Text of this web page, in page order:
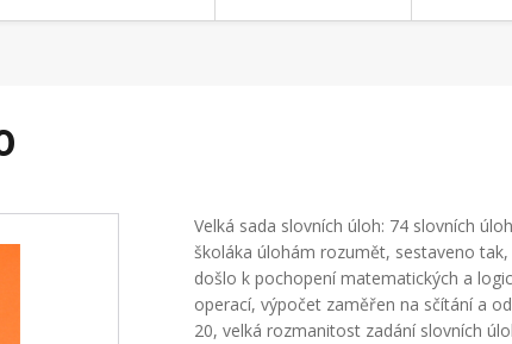
Velká sada slovních úloh: 74 slovních
školáka úlohám rozumět, sestaveno tak,
došlo k pochopení matematických a
operací, výpočet zaměřen na sčítání a
20, velká rozmanitost zadání slovních